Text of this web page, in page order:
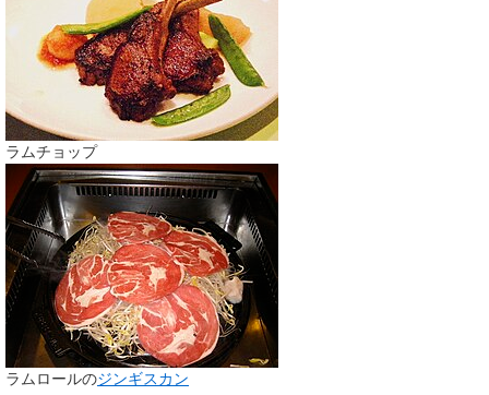
ラムチョップ
ラムロールのジンギスカン